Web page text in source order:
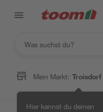
Mein Markt: Troisdorf
Hier kannst du deinen